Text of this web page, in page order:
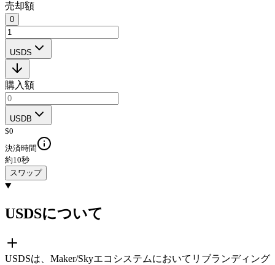
売却額
0
USDS
購入額
USDB
$0
決済時間
約10秒
スワップ
USDSについて
USDSは、Maker/Skyエコシステムにおいてリブランディング